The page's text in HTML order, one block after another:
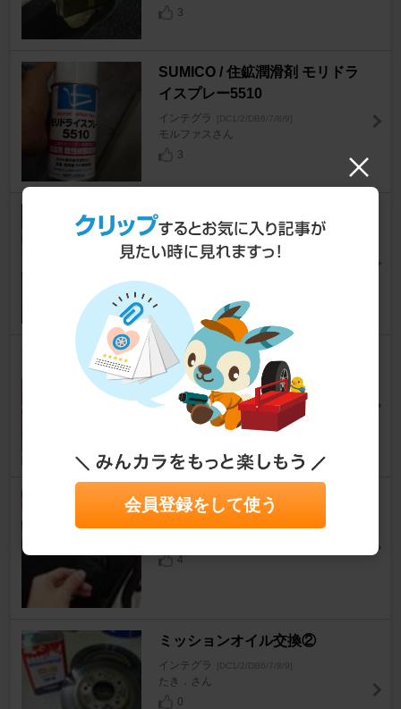
3
SUMICO / 住鉱潤滑剤 モリドラ
イスプレー5510
インテグラ [DC1/2/DB6/7/8/9]
モルファスさん
3
無限 ペダル
インテグラ [DC1/2/DB6/7/8/9]
びびぶるさん
ヘッドカバー塗装①純正塗装剥
離
インテグラ [DC1/2/DB6/7/8/9]
SiSさん
ドア内張り張替え
4
ミッションオイル交換②
インテグラ [DC1/2/DB6/7/8/9]
たき．さん
0
会員登録をして使う